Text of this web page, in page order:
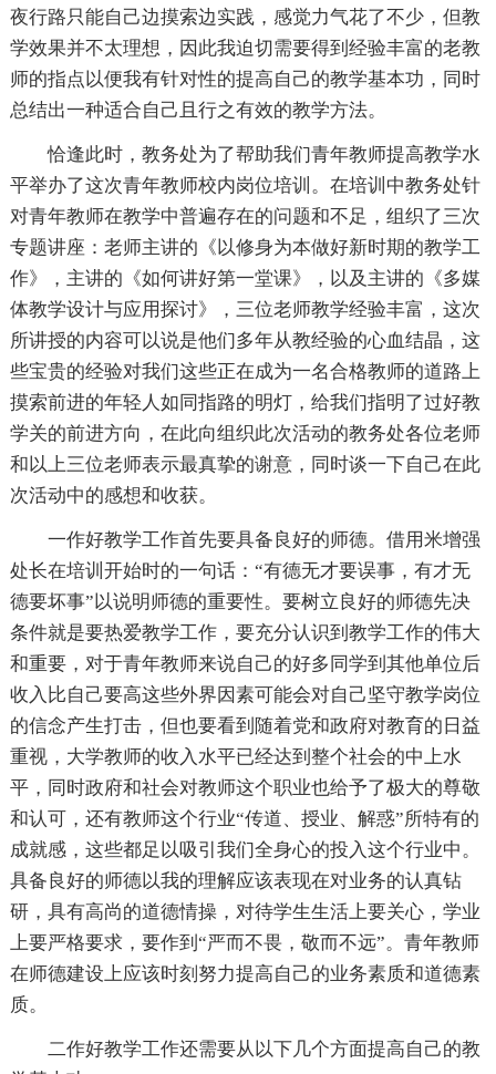
夜行路只能自己边摸索边实践，感觉力气花了不少，但教
学效果并不太理想，因此我迫切需要得到经验丰富的老教
师的指点以便我有针对性的提高自己的教学基本功，同时
总结出一种适合自己且行之有效的教学方法。
恰逢此时，教务处为了帮助我们青年教师提高教学水
平举办了这次青年教师校内岗位培训。在培训中教务处针
对青年教师在教学中普遍存在的问题和不足，组织了三次
专题讲座：老师主讲的《以修身为本做好新时期的教学工
作》，主讲的《如何讲好第一堂课》，以及主讲的《多媒
体教学设计与应用探讨》，三位老师教学经验丰富，这次
所讲授的内容可以说是他们多年从教经验的心血结晶，这
些宝贵的经验对我们这些正在成为一名合格教师的道路上
摸索前进的年轻人如同指路的明灯，给我们指明了过好教
学关的前进方向，在此向组织此次活动的教务处各位老师
和以上三位老师表示最真挚的谢意，同时谈一下自己在此
次活动中的感想和收获。
一作好教学工作首先要具备良好的师德。借用米增强
处长在培训开始时的一句话：“有德无才要误事，有才无
德要坏事”以说明师德的重要性。要树立良好的师德先决
条件就是要热爱教学工作，要充分认识到教学工作的伟大
和重要，对于青年教师来说自己的好多同学到其他单位后
收入比自己要高这些外界因素可能会对自己坚守教学岗位
的信念产生打击，但也要看到随着党和政府对教育的日益
重视，大学教师的收入水平已经达到整个社会的中上水
平，同时政府和社会对教师这个职业也给予了极大的尊敬
和认可，还有教师这个行业“传道、授业、解惑”所特有的
成就感，这些都足以吸引我们全身心的投入这个行业中。
具备良好的师德以我的理解应该表现在对业务的认真钻
研，具有高尚的道德情操，对待学生生活上要关心，学业
上要严格要求，要作到“严而不畏，敬而不远”。青年教师
在师德建设上应该时刻努力提高自己的业务素质和道德素
质。
二作好教学工作还需要从以下几个方面提高自己的教